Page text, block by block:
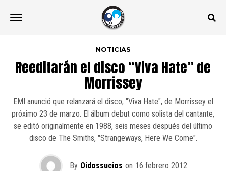
NOTICIAS
Reeditarán el disco “Viva Hate” de
Morrissey
EMI anunció que relanzará el disco, "Viva Hate", de Morrissey el
próximo 23 de marzo. El álbum debut como solista del cantante,
se editó originalmente en 1988, seis meses después del último
disco de The Smiths, "Strangeways, Here We Come".
By Oidossucios on 16 febrero 2012